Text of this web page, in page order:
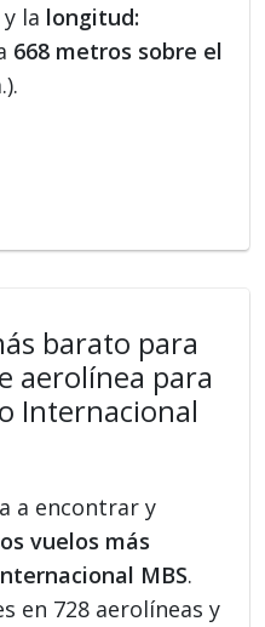
y la longitud:
668 metros sobre el
barato para
aerolínea para
Internacional
a encontrar y
vuelos más
MBS.
en 728 aerolíneas y